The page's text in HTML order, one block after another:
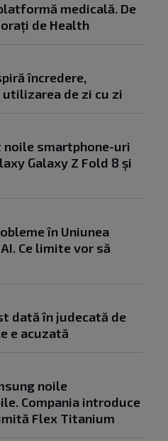
medicală. De
de Health
încredere,
de zi cu zi
noile smartphone-uri
Galaxy Z Fold 8 și
în Uniunea
Ce limite vor să
dată în judecată de
e acuzată
noile
Compania introduce
Flex Titanium